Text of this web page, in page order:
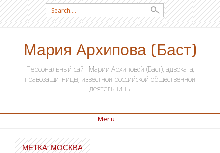
Search for:
Мария Архипова (Баст)
Персональный сайт Марии Архиповой (Баст), адвоката,
правозащитницы, известной российской общественной
деятельницы
Menu
SKIP TO CONTENT
МЕТКА: МОСКВА